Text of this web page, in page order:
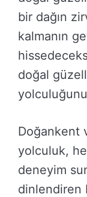
bir dağın
kalmanın
doğal
Doğankent
yolculuk,
deneyim
dinlendiren